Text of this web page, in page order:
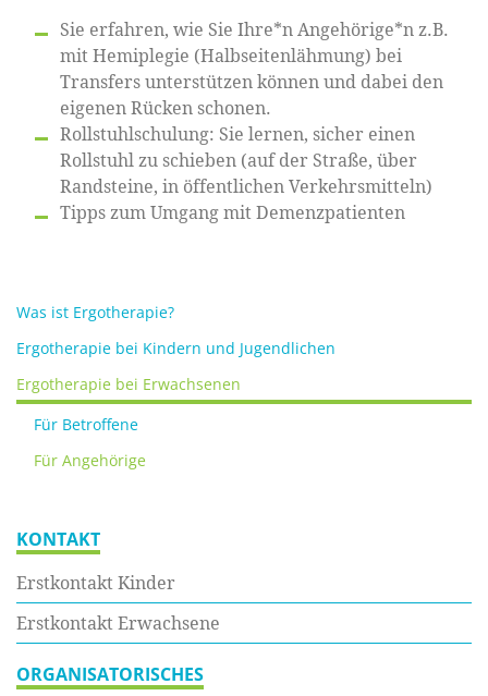
Sie erfahren, wie Sie Ihre*n Angehörige*n z.B.
mit Hemiplegie (Halbseitenlähmung) bei
Transfers unterstützen können und dabei den
eigenen Rücken schonen.
Rollstuhlschulung: Sie lernen, sicher einen
Rollstuhl zu schieben (auf der Straße, über
Randsteine, in öffentlichen Verkehrsmitteln)
Tipps zum Umgang mit Demenzpatienten
Was ist Ergotherapie?
Ergotherapie bei Kindern und Jugendlichen
Ergotherapie bei Erwachsenen
Für Betroffene
Für Angehörige
KONTAKT
Erstkontakt Kinder
Erstkontakt Erwachsene
ORGANISATORISCHES